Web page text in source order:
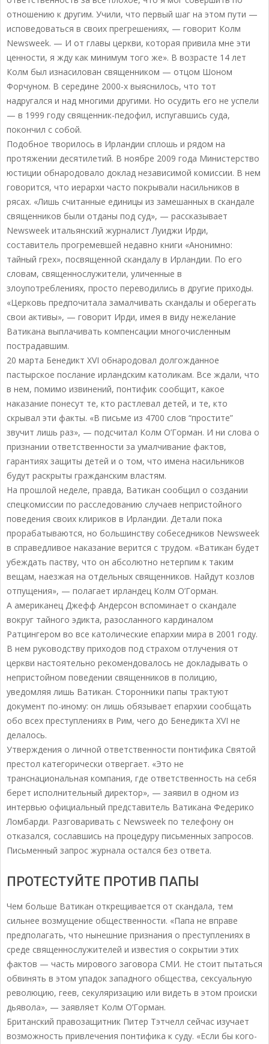
отношению к другим. Учили, что первый шаг на этом пути —
исповедоваться в своих прегрешениях, — говорит Колм
Newsweek. — И от главы церкви, которая привила мне эти
ценности, я жду как минимум того же». В возрасте 14 лет
Колм был изнасилован священником — отцом Шоном
Форчуном. В середине 2000-х выяснилось, что тот
надругался и над многими другими. Но осудить его не успели
— в 1999 году священник-педофил, испугавшись суда,
покончил с собой.
Подобное творилось в Ирландии сплошь и рядом на
протяжении десятилетий. В ноябре 2009 года Министерство
юстиции обнародовало доклад независимой комиссии. В нем
говорится, что иерархи часто покрывали насильников в
рясах. «Лишь считанные единицы из замешанных в скандале
священников были отданы под суд», — рассказывает
Newsweek итальянский журналист Луиджи Ирди,
составитель прогремевшей недавно книги «Анонимно:
тайный грех», посвященной скандалу в Ирландии. По его
словам, священнослужители, уличенные в
злоупотреблениях, просто переводились в другие приходы.
«Церковь предпочитала замалчивать скандалы и оберегать
свои активы», — говорит Ирди, имея в виду нежелание
Ватикана выплачивать компенсации многочисленным
пострадавшим.
20 марта Бенедикт XVI обнародовал долгожданное
пастырское послание ирландским католикам. Все ждали, что
в нем, помимо извинений, понтифик сообщит, какое
наказание понесут те, кто растлевал детей, и те, кто
скрывал эти факты. «В письме из 4700 слов “простите”
звучит лишь раз», — подсчитал Колм О’Горман. И ни слова о
признании ответственности за умалчивание фактов,
гарантиях защиты детей и о том, что имена насильников
будут раскрыты гражданским властям.
На прошлой неделе, правда, Ватикан сообщил о создании
спецкомиссии по расследованию случаев непристойного
поведения своих клириков в Ирландии. Детали пока
прорабатываются, но большинству собеседников Newsweek
в справедливое наказание верится с трудом. «Ватикан будет
убеждать паству, что он абсолютно нетерпим к таким
вещам, наезжая на отдельных священников. Найдут козлов
отпущения», — полагает ирландец Колм О’Горман.
А американец Джефф Андерсон вспоминает о скандале
вокруг тайного эдикта, разосланного кардиналом
Ратцингером во все католические епархии мира в 2001 году.
В нем руководству приходов под страхом отлучения от
церкви настоятельно рекомендовалось не докладывать о
непристойном поведении священников в полицию,
уведомляя лишь Ватикан. Сторонники папы трактуют
документ по-иному: он лишь обязывает епархии сообщать
обо всех преступлениях в Рим, чего до Бенедикта XVI не
делалось.
Утверждения о личной ответственности понтифика Святой
престол категорически отвергает. «Это не
транснациональная компания, где ответственность на себя
берет исполнительный директор», — заявил в одном из
интервью официальный представитель Ватикана Федерико
Ломбарди. Разговаривать с Newsweek по телефону он
отказался, сославшись на процедуру письменных запросов.
Письменный запрос журнала остался без ответа.
ПРОТЕСТУЙТЕ ПРОТИВ ПАПЫ
Чем больше Ватикан открещивается от скандала, тем
сильнее возмущение общественности. «Папа не вправе
предполагать, что нынешние признания о преступлениях в
среде священнослужителей и известия о сокрытии этих
фактов — часть мирового заговора СМИ. Не стоит пытаться
обвинять в этом упадок западного общества, сексуальную
революцию, геев, секуляризацию или видеть в этом происки
дьявола», — заявляет Колм О’Горман.
Британский правозащитник Питер Тэтчелл сейчас изучает
возможность привлечения понтифика к суду. «Если бы кого-